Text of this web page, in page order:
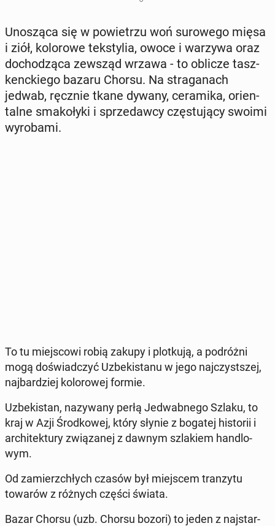
Uno­szą­ca się w po­wie­trzu woń su­ro­we­go mięsa
i ziół, ko­lo­ro­we tek­sty­lia, owoce i warzywa oraz
do­cho­dzą­ca zewsząd wrzawa - to oblicze tasz­
kenc­kie­go bazaru Chorsu. Na stra­ga­nach
jedwab, ręcznie tkane dywany, ce­ra­mi­ka, orien­
tal­ne sma­ko­ły­ki i sprze­daw­cy czę­stu­ją­cy swoimi
wy­ro­ba­mi.
To tu miej­sco­wi robią zakupy i plot­ku­ją, a po­dróż­ni
mogą do­świad­czyć Uz­be­ki­sta­nu w jego naj­czyst­szej,
naj­bar­dziej ko­lo­ro­wej formie.
Uz­be­ki­stan, na­zy­wa­ny perłą Je­dwab­ne­go Szlaku, to
kraj w Azji Środ­ko­wej, który słynie z bogatej hi­sto­rii i
ar­chi­tek­tu­ry zwią­za­nej z dawnym szla­kiem han­dlo­
wym.
Od za­mierz­chłych czasów był miej­scem tran­zy­tu
towarów z różnych części świata.
Bazar Chorsu (uzb. Chorsu bozori) to jeden z naj­star­